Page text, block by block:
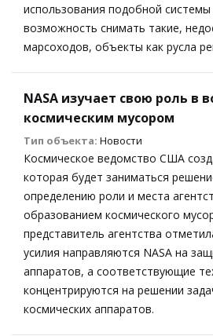
использования подобной системы
возможность снимать такие,
марсоходов, объекты как русла
NASA изучает свою роль в
космическим мусором
Тип объекта: Новости
Космическое ведомство США
которая будет заниматься
определению роли и места
образованием космического
представитель агентства
усилия направляются NASA на
аппаратов, а соответствующие
концентрируются на решении
космических аппаратов.